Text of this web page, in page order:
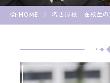
企業の方
入学案内
高校3
HOME 名古屋校 在校生の